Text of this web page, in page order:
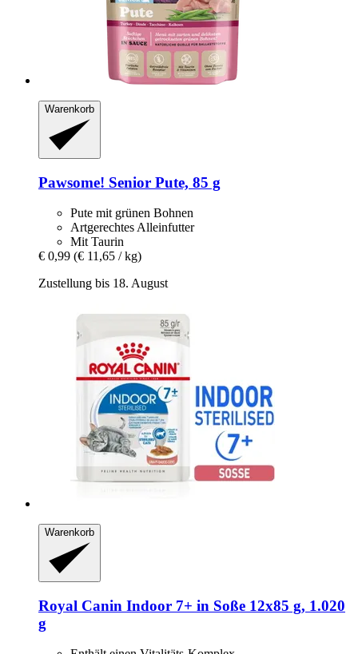
Warenkorb
Pawsome! Senior Pute, 85 g
Pute mit grünen Bohnen
Artgerechtes Alleinfutter
Mit Taurin
€ 0,99 (€ 11,65 / kg)
Zustellung bis 18. August
Warenkorb
Royal Canin Indoor 7+ in Soße 12x85 g, 1.020
g